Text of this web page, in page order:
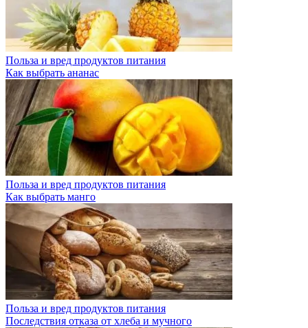
Польза и вред продуктов питания
Как выбрать ананас
Польза и вред продуктов питания
Как выбрать манго
Польза и вред продуктов питания
Последствия отказа от хлеба и мучного